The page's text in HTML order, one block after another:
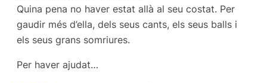
Quina pena no haver estat allà al seu costat. Per
gaudir més d’ella, dels seus cants, els seus balls i
els seus grans somriures.
Per haver ajudat…